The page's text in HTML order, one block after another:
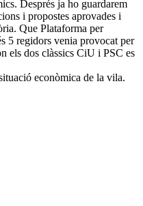
Després ja ho guardarem
i propostes aprovades i
Que Plataforma per
5 regidors venia provocat per
els dos clàssics CiU i PSC es
econòmica de la vila.